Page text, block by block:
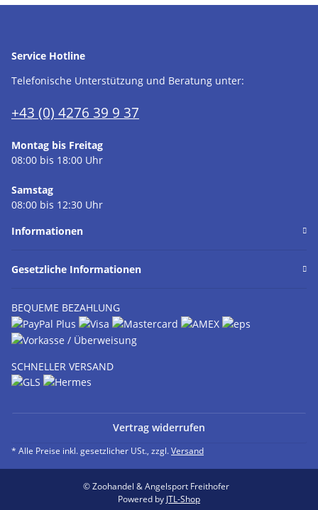
Service Hotline
Telefonische Unterstützung und Beratung unter:
+43 (0) 4276 39 9 37
Montag bis Freitag
08:00 bis 18:00 Uhr
Samstag
08:00 bis 12:30 Uhr
Informationen
Gesetzliche Informationen
BEQUEME BEZAHLUNG
SCHNELLER VERSAND
Vertrag widerrufen
* Alle Preise inkl. gesetzlicher USt., zzgl.Versand
© Zoohandel & Angelsport Freithofer
Powered by JTL-Shop